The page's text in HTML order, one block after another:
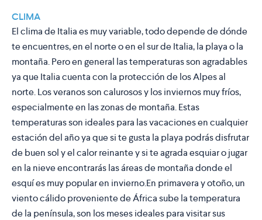
CLIMA
El clima de Italia es muy variable, todo depende de dónde
te encuentres, en el norte o en el sur de Italia, la playa o la
montaña. Pero en general las temperaturas son agradables
ya que Italia cuenta con la protección de los Alpes al
norte. Los veranos son calurosos y los inviernos muy fríos,
especialmente en las zonas de montaña. Estas
temperaturas son ideales para las vacaciones en cualquier
estación del año ya que si te gusta la playa podrás disfrutar
de buen sol y el calor reinante y si te agrada esquiar o jugar
en la nieve encontrarás las áreas de montaña donde el
esquí es muy popular en invierno.En primavera y otoño, un
viento cálido proveniente de África sube la temperatura
de la península, son los meses ideales para visitar sus